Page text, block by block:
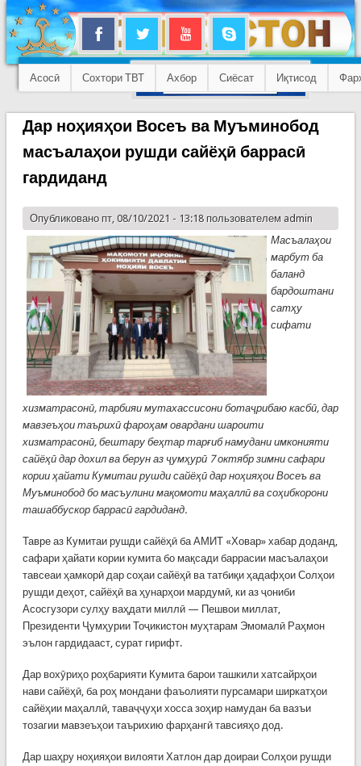
Асосӣ Сохтори ТВТ Ахбор Сиёсат Иқтисод
Дар ноҳияҳои Восеъ ва Муъминобод
масъалаҳои рушди сайёҳӣ баррасӣ
гардиданд
Опубликовано пт, 08/10/2021 - 13:18 пользователем admin
Масъалаҳои
марбут ба
баланд
бардоштани
сатҳу
сифати
хизматрасонӣ, тарбияи мутахассисони ботаҷрибаю касбӣ, дар
мавзеъҳои таърихӣ фароҳам овардани шароити
хизматрасонӣ, бештару беҳтар тарғиб намудани имконияти
сайёҳӣ дар дохил ва берун аз ҷумҳурӣ 7 октябр зимни сафари
кории ҳайати Кумитаи рушди сайёҳӣ дар ноҳияҳои Восеъ ва
Муъминобод бо масъулини мақомоти маҳаллӣ ва соҳибкорони
ташаббускор баррасӣ гардиданд.
Тавре аз Кумитаи рушди сайёҳӣ ба АМИТ «Ховар» хабар доданд,
сафари ҳайати кории кумита бо мақсади баррасии масъалаҳои
тавсеаи ҳамкорӣ дар соҳаи сайёҳӣ ва татбиқи ҳадафҳои Солҳои
рушди деҳот, сайёҳӣ ва ҳунарҳои мардумӣ, ки аз ҷониби
Асосгузори сулҳу ваҳдати миллӣ — Пешвои миллат,
Президенти Ҷумҳурии Тоҷикистон муҳтарам Эмомалӣ Раҳмон
эълон гардидааст, сурат гирифт.
Дар вохӯриҳо роҳбарияти Кумита барои ташкили хатсайрҳои
нави сайёҳӣ, ба роҳ мондани фаъолияти пурсамари ширкатҳои
сайёҳии маҳаллӣ, таваҷҷуҳи хосса зоҳир намудан ба вазъи
тозагии мавзеъҳои таърихию фарҳангӣ тавсияҳо дод.
Дар шаҳру ноҳияҳои вилояти Хатлон дар доираи Солҳои рушди